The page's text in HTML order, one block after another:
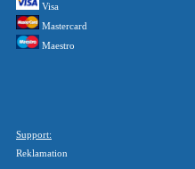
Visa
Mastercard
Maestro
Support:
Reklamation